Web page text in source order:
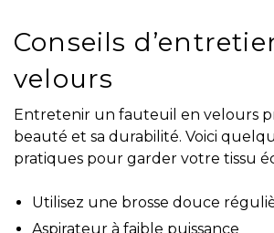
Conseils
velours
Entretenir un fauteuil en velours
beauté et sa durabilité. Voici
pratiques pour garder votre tissu
Utilisez une brosse douce
Aspirateur à faible puissance